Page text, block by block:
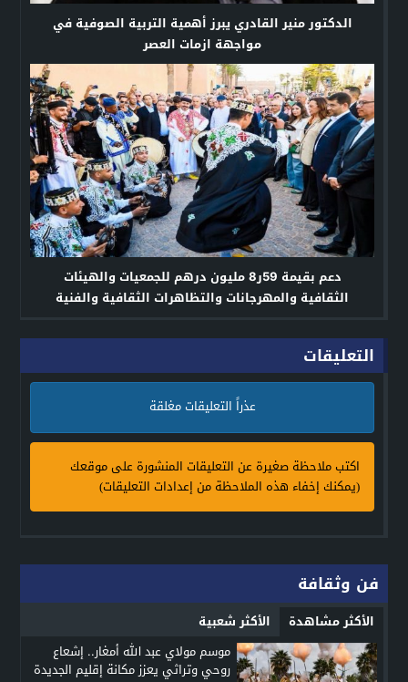
الدكتور منير القادري يبرز أهمية التربية الصوفية في
مواجهة ازمات العصر
دعم بقيمة 59ر8 مليون درهم للجمعيات والهيئات
الثقافية والمهرجانات والتظاهرات الثقافية والفنية
التعليقات
عذراً التعليقات مغلقة
اكتب ملاحظة صغيرة عن التعليقات المنشورة على موقعك
(يمكنك إخفاء هذه الملاحظة من إعدادات التعليقات)
فن وثقافة
الأكثر مشاهدة الأكثر شعبية
موسم مولاي عبد الله أمغار.. إشعاع
روحي وتراثي يعزز مكانة إقليم الجديدة